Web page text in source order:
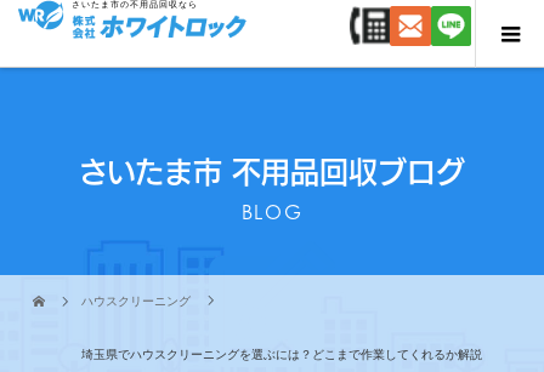
さいたま市の不用品回収なら
さいたま市 不用品回収ブログ
BLOG
ハウスクリーニング
埼玉県でハウスクリーニングを選ぶには？どこまで作業してくれるか解説